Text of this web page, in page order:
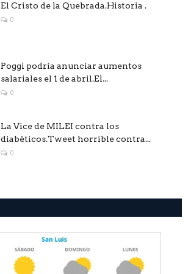
El Cristo de la Quebrada.Historia .
0
Poggi podría anunciar aumentos
salariales el 1 de abril.El...
0
La Vice de MILEI contra los
diabéticos.Tweet horrible contra...
0